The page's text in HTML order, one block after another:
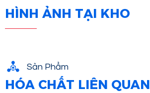
HÌNH ẢNH TẠI KHO
Sản Phẩm
HÓA CHẤT LIÊN QUAN